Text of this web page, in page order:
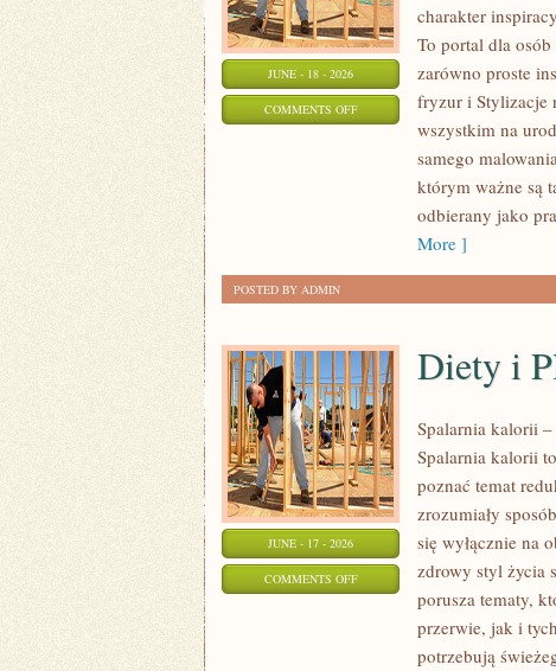
JUNE - 18 - 2026
COMMENTS OFFON
PIELĘGNACJA
PRZYGOTOWANIE
charakter
To portal dla
zarówno proste
fryzur i Stylizacje
wszystkim na
samego
którym ważne są
odbierany jako
More ]
POSTED BY ADMIN
JUNE - 17 - 2026
COMMENTS OFFON
Diety i
Spalarnia kalorii
Spalarnia kalorii
poznać temat
zrozumiały
się wyłącznie na
zdrowy styl życia
porusza tematy,
przerwie, jak i
potrzebują